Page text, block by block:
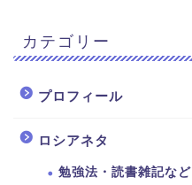
カテゴリー
プロフィール
ロシアネタ
勉強法・読書雑記など